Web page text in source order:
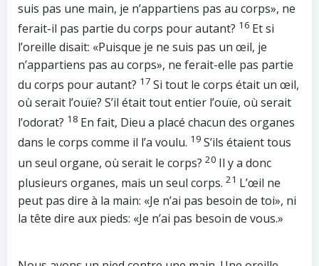
suis pas une main, je n’appartiens pas au corps», ne
ferait-il pas partie du corps pour autant? 16 Et si
l’oreille disait: «Puisque je ne suis pas un œil, je
n’appartiens pas au corps», ne ferait-elle pas partie
du corps pour autant? 17 Si tout le corps était un œil,
où serait l’ouïe? S’il était tout entier l’ouïe, où serait
l’odorat? 18 En fait, Dieu a placé chacun des organes
dans le corps comme il l’a voulu. 19 S’ils étaient tous
un seul organe, où serait le corps? 20 Il y a donc
plusieurs organes, mais un seul corps. 21 L’œil ne
peut pas dire à la main: «Je n’ai pas besoin de toi», ni
la tête dire aux pieds: «Je n’ai pas besoin de vous.»